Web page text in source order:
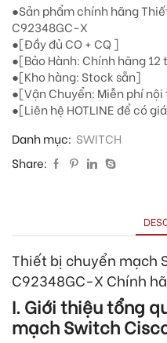
●Sản phẩm chính hãng
C92348GC-X
●[Đầy đủ CO + CQ ]
●[Bảo Hành: Chính hãng 12
●[Kho hàng: Stock sẵn]
●[Vận Chuyển: Miễn phí
●[Liên hệ HOTLINE để có
Danh mục: SWITCH
Share:
Thiết bị chuyển mạch
C92348GC-X Chính
I. Giới thiệu tổng
mạch Switch